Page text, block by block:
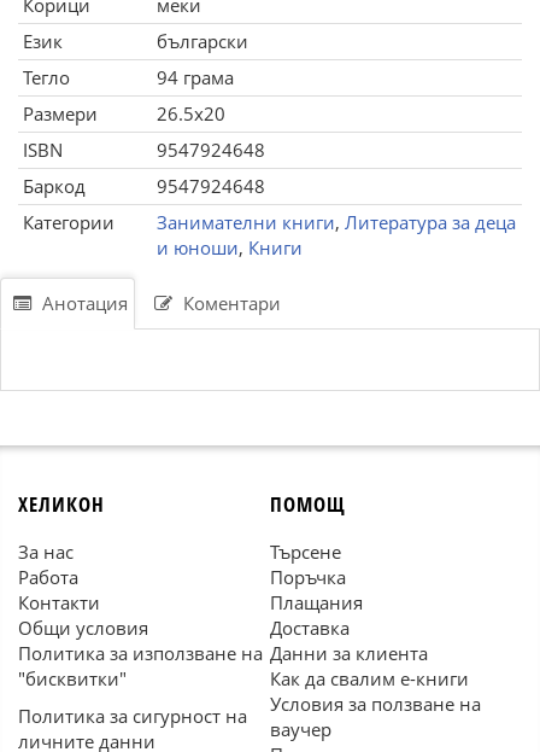
Корици
меки
Език
български
Тегло
94 грама
Размери
26.5x20
ISBN
9547924648
Баркод
9547924648
Категории
Занимателни книги, Литература за деца
и юноши, Книги
Анотация Коментари
ХЕЛИКОН
За нас
Работа
Контакти
Общи условия
Политика за използване на
"бисквитки"
Политика за сигурност на
личните данни
ПОМОЩ
Търсене
Поръчка
Плащания
Доставка
Данни за клиента
Как да свалим е-книги
Условия за ползване на
ваучер